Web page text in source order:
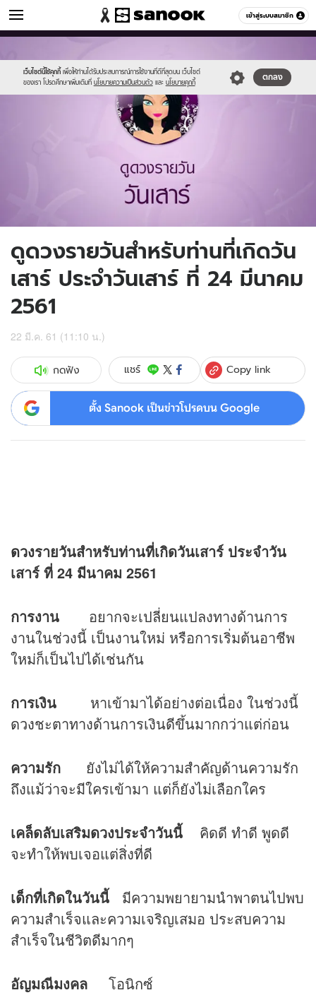
เข้าสู่ระบบสมาชิก
ดูดวง หมวดอื่นๆ
เว็บไซต์นี้ใช้คุกกี้ เพื่อให้ท่านได้รับประสบการณ์การใช้งานที่ดีที่สุดบน เว็บไซต์
ของเรา โปรดศึกษาเพิ่มเติมที่ นโยบายความเป็นส่วนตัว และ นโยบายคุกกี้
ตกลง
new-
sanook.png
ดูดวงรายวันสำหรับท่านที่เกิดวัน
เสาร์ ประจำวันเสาร์ ที่ 24 มีนาคม
2561
22 มี.ค. 61 (11:10 น.)
กดฟัง แชร์ Copy link
ตั้ง Sanook เป็นข่าวโปรดบน Google
ดวงรายวันสำหรับท่านที่เกิดวันเสาร์ ประจำวัน
เสาร์ ที่ 24 มีนาคม 2561
การงาน อยากจะเปลี่ยนแปลงทางด้านการ
งานในช่วงนี้ เป็นงานใหม่ หรือการเริ่มต้นอาชีพ
ใหม่ก็เป็นไปได้เช่นกัน
การเงิน หาเข้ามาได้อย่างต่อเนื่อง ในช่วงนี้
ดวงชะตาทางด้านการเงินดีขึ้นมากกว่าแต่ก่อน
ความรัก ยังไม่ได้ให้ความสำคัญด้านความรัก
ถึงแม้ว่าจะมีใครเข้ามา แต่ก็ยังไม่เลือกใคร
เคล็ดลับเสริมดวงประจำวันนี้ คิดดี ทำดี พูดดี
จะทำให้พบเจอแต่สิ่งที่ดี
เด็กที่เกิดในวันนี้ มีความพยายามนำพาตนไปพบ
ความสำเร็จและความเจริญเสมอ ประสบความ
สำเร็จในชีวิตดีมากๆ
อัญมณีมงคล โอนิกซ์